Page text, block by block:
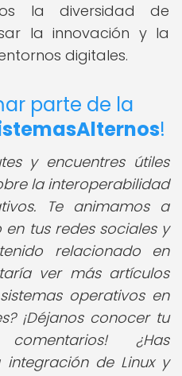
la diversidad de
la innovación y la
digitales.
parte de la
!
y encuentres útiles
la interoperabilidad
Te animamos a
tus redes sociales y
relacionado en
ver más artículos
operativos en
¡Déjanos conocer tu
¿Has
de Linux y